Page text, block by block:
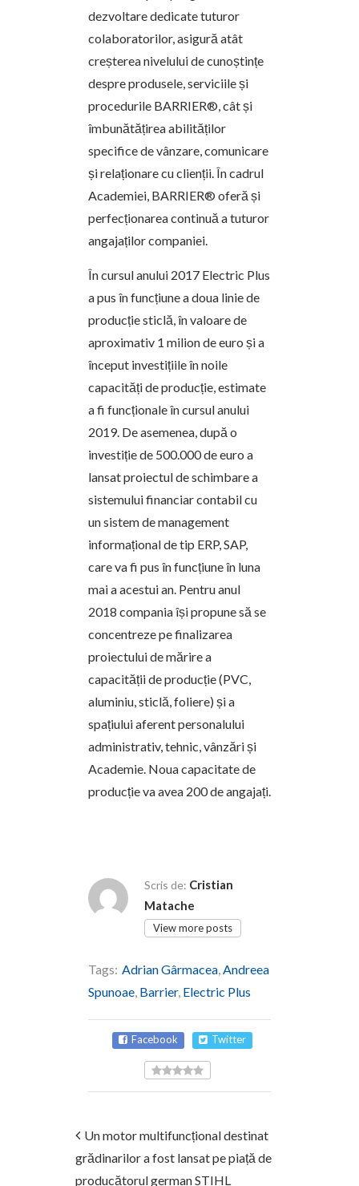
dezvoltare dedicate tuturor
colaboratorilor, asigură atât
creșterea nivelului de cunoștințe
despre produsele, serviciile și
procedurile BARRIER®, cât și
îmbunătățirea abilităților
specifice de vânzare, comunicare
și relaționare cu clienții. În cadrul
Academiei, BARRIER® oferă și
perfecționarea continuă a tuturor
angajaților companiei.
În cursul anului 2017 Electric Plus
a pus în funcțiune a doua linie de
producție sticlă, în valoare de
aproximativ 1 milion de euro și a
început investițiile în noile
capacități de producție, estimate
a fi funcționale în cursul anului
2019. De asemenea, după o
investiție de 500.000 de euro a
lansat proiectul de schimbare a
sistemului financiar contabil cu
un sistem de management
informațional de tip ERP, SAP,
care va fi pus în funcțiune în luna
mai a acestui an. Pentru anul
2018 compania își propune să se
concentreze pe finalizarea
proiectului de mărire a
capacității de producție (PVC,
aluminiu, sticlă, foliere) și a
spațiului aferent personalului
administrativ, tehnic, vânzări și
Academie. Noua capacitate de
producție va avea 200 de angajați.
Scris de: Cristian
Matache
View more posts
Tags: Adrian Gârmacea,Andreea
Spunoae, Barrier, Electric Plus
Facebook Twitter
Un motor multifuncțional destinat
grădinarilor a fost lansat pe piață de
producătorul german STIHL